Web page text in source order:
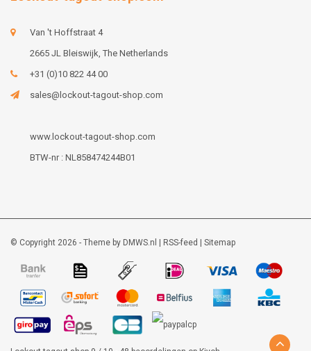
Van 't Hoffstraat 4
2665 JL Bleiswijk, The Netherlands
+31 (0)10 822 44 00
sales@lockout-tagout-shop.com
www.lockout-tagout-shop.com
BTW-nr : NL858474244B01
© Copyright 2026 - Theme by DMWS.nl RSS-feed Sitemap